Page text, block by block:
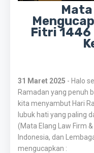
Fitri 1446
31 Maret 2025 - Halo
Ramadan yang penuh
kita menyambut Hari
lubuk hati yang paling
(Mata Elang Law Firm
Indonesia, dan
mengucapkan :